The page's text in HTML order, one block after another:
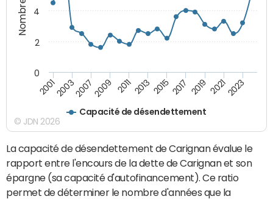
Capacité de désendettement
2001200320072009 2011 2013 2015 2017 2019 20212023
0
2
4
© JDN 2026
La capacité de désendettement de Carignan évalue le
rapport entre l'encours de la dette de Carignan et son
épargne (sa capacité d'autofinancement). Ce ratio
permet de déterminer le nombre d'années que la